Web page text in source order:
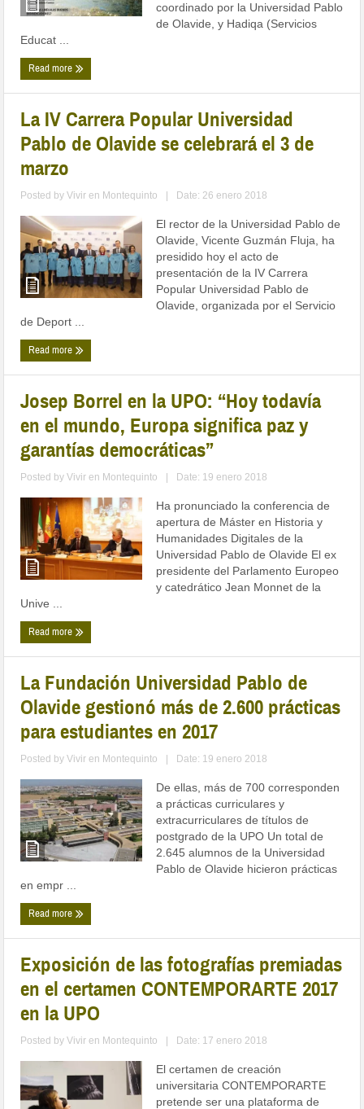
coordinado por la Universidad Pablo
de Olavide, y Hadiqa (Servicios
Educat ...
Read more
La IV Carrera Popular Universidad
Pablo de Olavide se celebrará el 3 de
marzo
Posted byVivir en Montequinto Date: 26 enero 2018
El rector de la Universidad Pablo de
Olavide, Vicente Guzmán Fluja, ha
presidido hoy el acto de
presentación de la IV Carrera
Popular Universidad Pablo de
Olavide, organizada por el Servicio
de Deport ...
Read more
Josep Borrel en la UPO: “Hoy todavía
en el mundo, Europa significa paz y
garantías democráticas”
Posted byVivir en Montequinto Date: 19 enero 2018
Ha pronunciado la conferencia de
apertura de Máster en Historia y
Humanidades Digitales de la
Universidad Pablo de Olavide El ex
presidente del Parlamento Europeo
y catedrático Jean Monnet de la
Unive ...
Read more
La Fundación Universidad Pablo de
Olavide gestionó más de 2.600 prácticas
para estudiantes en 2017
Posted byVivir en Montequinto Date: 19 enero 2018
De ellas, más de 700 corresponden
a prácticas curriculares y
extracurriculares de títulos de
postgrado de la UPO Un total de
2.645 alumnos de la Universidad
Pablo de Olavide hicieron prácticas
en empr ...
Read more
Exposición de las fotografías premiadas
en el certamen CONTEMPORARTE 2017
en la UPO
Posted byVivir en Montequinto Date: 17 enero 2018
El certamen de creación
universitaria CONTEMPORARTE
pretende ser una plataforma de